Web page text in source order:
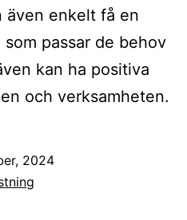
även enkelt få en
passar de behov
kan ha positiva
och verksamheten.
2024